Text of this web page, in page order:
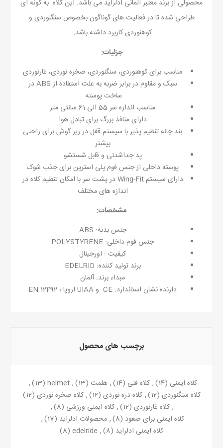
محصولی از برند معتبر آلمانی ادلراید می باشد. این کلاه به گونه ای
طراحی شده تا در فعالیت های گوناگون بخصوص سنگنوردی و
کوهنوردی کاربرد داشته باشد.
جزئیات:
مناسب برای کوهنوردی، سنگنوردی، صخره نوردی، غارنوردی
سبک و مقاوم در برابر ضربه به علت استفاده از ABS در
ساخت پوسته
مناسب اندازه سر 55 الی 61 سانتی متر
دارای منافذ بزرگ برای تبادل هوا
بند چانه تنظیم پذیر با سیستم قفل در زیر گوش برای راحتی
بیشتر
پد جداشدنی و قابل شستشو
پوسته داخلی از جنس فوم پلی استرین برای جذب شوک
دارای سیستم Wing-Fit در پشت سر با امکان تنظیم کلاه در
اندازه های مختلف
مشخصات:
جنس بدنه: ABS
جنس فوم داخلی: POLYSTYRENE
کیفیت : اورجینال
برند تولید کننده: EDELRID
مبداء برند: آلمان
دارنده نشان استاندارد: CE و UIAA اروپا ، EN 12492
برچسب های محصول
کلاه ایمنی (14)
, کلاه فنی (14)
, هلمت (13)
,
helmet
(13)
,
کلاه سنگنوردی (12)
, کلاه دره نوردی (12)
, کلاه صخره نوردی (12)
, کلاه غارنوردی (12)
, کلاه ایمنی ورزشی (8)
,
کلاه ایمنی برای صعود (8)
, محصولات ادلراید (17)
,
کلاه ایمنی ادلراید (8)
,
edelride
(8)